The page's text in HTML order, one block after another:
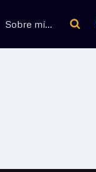
Sobre mí…